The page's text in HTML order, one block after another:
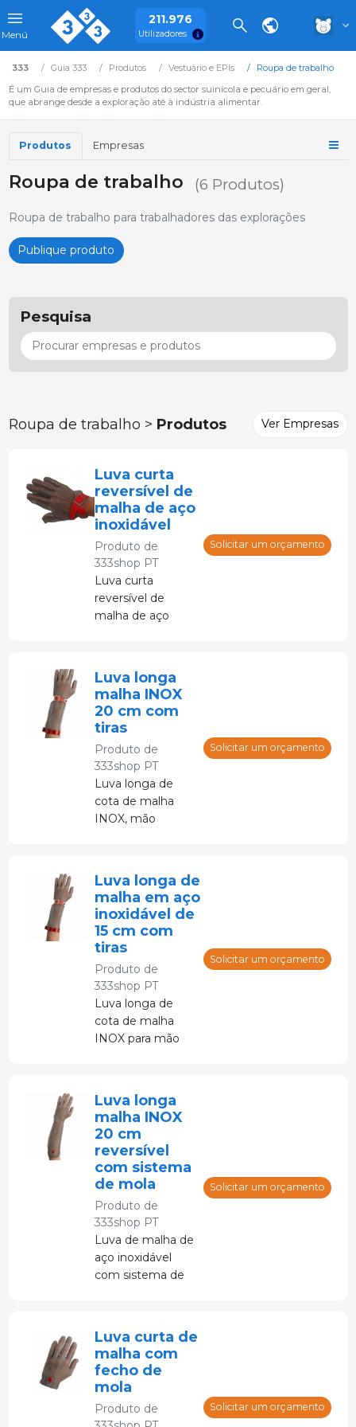
Menú
211.976
Utilizadores
333 Guia 333 Produtos Vestuário e EPIs
Roupa de trabalho
É um Guia de empresas e produtos do sector suinícola e pecuário em geral,
que abrange desde a exploração até à indústria alimentar.
Produtos Empresas
Roupa de trabalho (6 Produtos)
Roupa de trabalho para trabalhadores das explorações
Publique produto
Pesquisa
Roupa de trabalho > Produtos Ver Empresas
Luva curta
reversível de
malha de aço
inoxidável
Produto de
333shop PT
Luva curta
reversível de
malha de aço
Solicitar um orçamento
Luva longa
malha INOX
20 cm com
tiras
Produto de
333shop PT
Luva longa de
cota de malha
INOX, mão
Solicitar um orçamento
Luva longa de
malha em aço
inoxidável de
15 cm com
tiras
Produto de
333shop PT
Luva longa de
cota de malha
INOX para mão
Solicitar um orçamento
Luva longa
malha INOX
20 cm
reversível
com sistema
de mola
Produto de
333shop PT
Luva de malha de
aço inoxidável
com sistema de
Solicitar um orçamento
Luva curta de
malha com
fecho de
mola
Produto de
Solicitar um orçamento